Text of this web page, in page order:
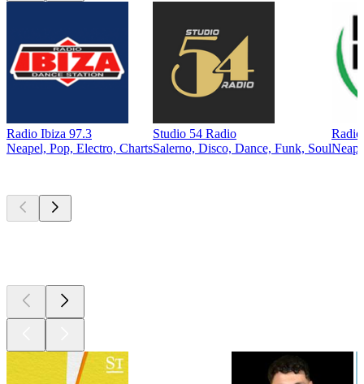
Radio Ibiza 97.3
Neapel, Pop, Electro, Charts
Studio 54 Radio
Salerno, Disco, Dance, Funk, Soul